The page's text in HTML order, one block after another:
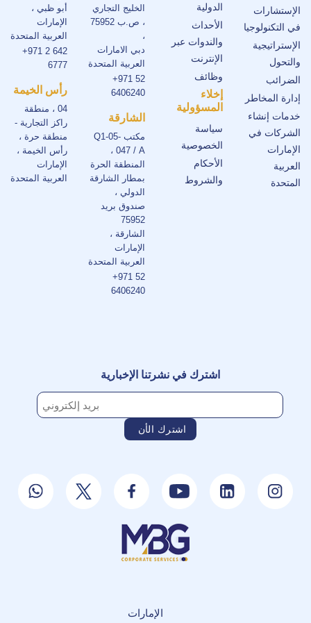
الإستشارات
في التكنولوجيا
الإستراتيجية
والتحول
الضرائب
إدارة المخاطر
خدمات إنشاء
الشركات في
الإمارات
العربية
المتحدة
الدولية
الأحداث
والندوات عبر
الإنترنت
وظائف
إخلاء
المسؤولية
سياسة
الخصوصية
الأحكام
والشروط
الخليج التجاري
، ص.ب 75952
،
دبي الامارات
العربية المتحدة
+971 52
6406240
الشارقة
مكتب Q1-05-
047 / A ،
المنطقة الحرة
بمطار الشارقة
الدولي ،
صندوق بريد
75952
الشارقة ،
الإمارات
العربية المتحدة
+971 52
6406240
أبو ظبي ،
الإمارات
العربية المتحدة
+971 2 642
6777
رأس الخيمة
04 ، منطقة
راكز التجارية -
منطقة حرة ،
رأس الخيمة ،
الإمارات
العربية المتحدة
اشترك في نشرتنا الإخبارية
الإمارات